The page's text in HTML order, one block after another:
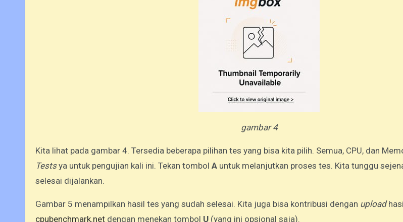
gambar 4
Kita lihat pada gambar 4. Tersedia beberapa pilihan tes yang bisa kita pilih. Semua, CPU, dan
Testsya untuk pengujian kali ini. Tekan tombol A untuk melanjutkan proses tes. Kita tunggu
selesai dijalankan.
Gambar 5 menampilkan hasil tes yang sudah selesai. Kita juga bisa kontribusi dengan upload
cpubenchmark.net dengan menekan tombol U (yang ini opsional saja).